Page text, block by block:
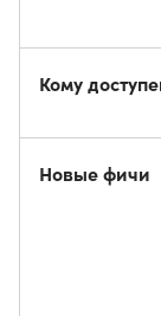
Кому
Новые фичи